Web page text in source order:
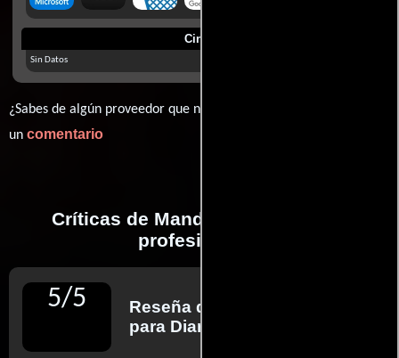
Cines
Sin Datos
¿Sabes de algún proveedor que no estamos mostrando? déjanos
un comentario
Críticas de Mandy realizadas por
profesionales
5/5 Reseña de
para Diario El Mundo